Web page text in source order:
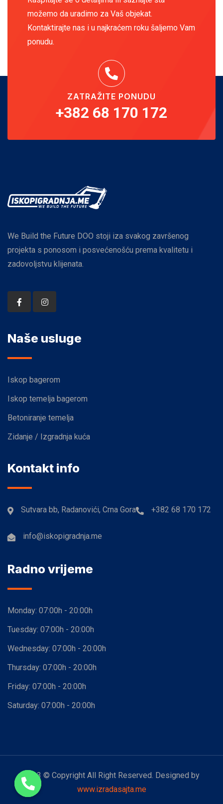
možemo da uradimo za Vaš objekat.
Kontaktirajte nas i u najkraćem roku šaljemo Vam
ponudu.
ZATRAŽITE PONUDU
+382 68 170 172
We Build the Future DOO stoji iza svakog završenog
projekta s ponosom i posvećenošću prema kvalitetu i
zadovoljstvu klijenata.
Naše usluge
Iskop bagerom
Iskop temelja bagerom
Betoniranje temelja
Zidanje / Izgradnja kuća
Kontakt info
Sutvara bb, Radanovići, Crna Gora +382 68 170 172
info@iskopigradnja.me
Radno vrijeme
Monday: 07:00h - 20:00h
Tuesday: 07:00h - 20:00h
Wednesday: 07:00h - 20:00h
Thursday: 07:00h - 20:00h
Friday: 07:00h - 20:00h
Saturday: 07:00h - 20:00h
2023 © Copyright All Right Reserved. Designed by
www.izradasajta.me